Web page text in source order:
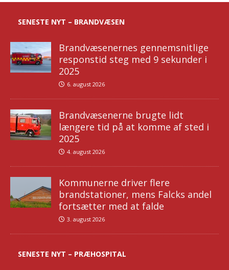
SENESTE NYT – BRANDVÆSEN
Brandvæsenernes gennemsnitlige
responstid steg med 9 sekunder i
2025
6. august 2026
Brandvæsenerne brugte lidt
længere tid på at komme af sted i
2025
4. august 2026
Kommunerne driver flere
brandstationer, mens Falcks andel
fortsætter med at falde
3. august 2026
SENESTE NYT – PRÆHOSPITAL